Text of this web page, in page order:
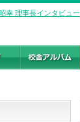
幸 理事長インタビュー